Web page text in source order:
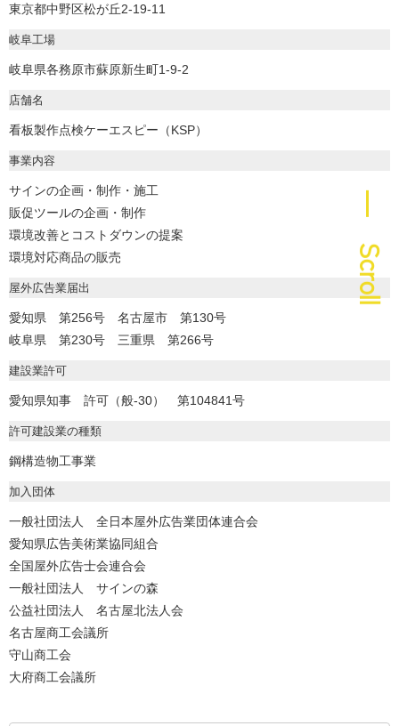
― Scroll
東京都中野区松が丘2-19-11
岐阜工場
岐阜県各務原市蘇原新生町1-9-2
店舗名
看板製作点検ケーエスピー（KSP）
事業内容
サインの企画・制作・施工
販促ツールの企画・制作
環境改善とコストダウンの提案
環境対応商品の販売
屋外広告業届出
愛知県 第256号 名古屋市 第130号
岐阜県 第230号 三重県 第266号
建設業許可
愛知県知事 許可（般-30） 第104841号
許可建設業の種類
鋼構造物工事業
加入団体
一般社団法人 全日本屋外広告業団体連合会
愛知県広告美術業協同組合
全国屋外広告士会連合会
一般社団法人 サインの森
公益社団法人 名古屋北法人会
名古屋商工会議所
守山商工会
大府商工会議所